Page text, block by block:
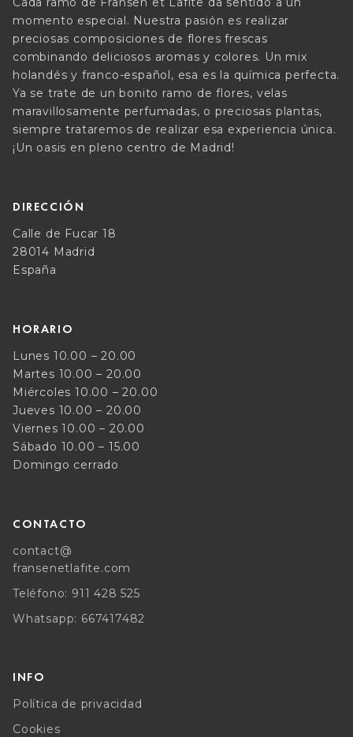
momento especial. Nuestra pasión es realizar
preciosas composiciones de flores frescas
combinando deliciosos aromas y colores. Un mix
holandés y franco-español, esa es la química perfecta.
Ya se trate de un bonito ramo de flores, velas
maravillosamente perfumadas, o preciosas plantas,
siempre trataremos de realizar esa experiencia única.
¡Un oasis en pleno centro de Madrid!
DIRECCIÓN
Calle de Fucar 18
28014 Madrid
España
HORARIO
Lunes 10.00 – 20.00
Martes 10.00 – 20.00
Miércoles 10.00 – 20.00
Jueves 10.00 – 20.00
Viernes 10.00 – 20.00
Sábado 10.00 – 15.00
Domingo cerrado
CONTACTO
contact@
fransenetlafite.com
Teléfono: 911 428 525
Whatsapp: 667417482
INFO
Política de privacidad
Cookies